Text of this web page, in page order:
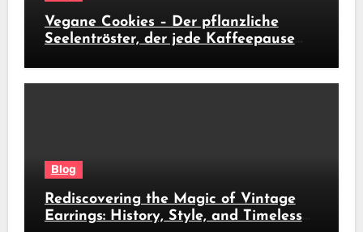
Vegane Cookies – Der pflanzliche
Seelentröster, der jede Kaffeepause
Blog
Rediscovering the Magic of Vintage
Earrings: History, Style, and Timeless